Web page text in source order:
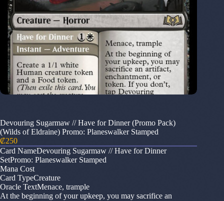
Devouring Sugarmaw // Have for Dinner (Promo Pack)
(Wilds of Eldraine) Promo: Planeswalker Stamped
₡250
Card NameDevouring Sugarmaw // Have for Dinner
SetPromo: Planeswalker Stamped
Mana Cost
Card TypeCreature
Oracle TextMenace, trample
At the beginning of your upkeep, you may sacrifice an